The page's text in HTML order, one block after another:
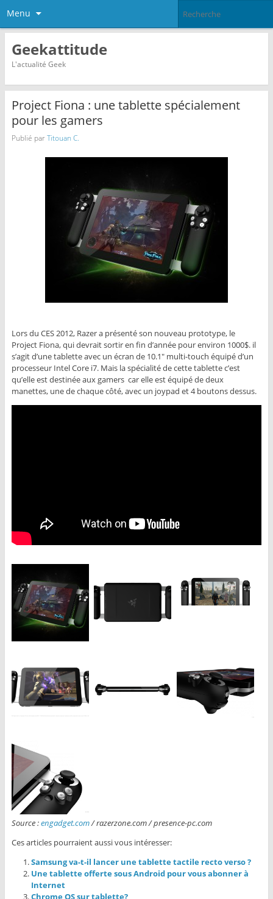
Menu
Geekattitude
L'actualité Geek
Project Fiona : une tablette spécialement
pour les gamers
Publié parTitouan C.
Lors du CES 2012, Razer a présenté son nouveau prototype, le
Project Fiona, qui devrait sortir en fin d’année pour environ 1000$. il
s’agit d’une tablette avec un écran de 10.1″ multi-touch équipé d’un
processeur Intel Core i7. Mais la spécialité de cette tablette c’est
qu’elle est destinée aux gamers car elle est équipé de deux
manettes, une de chaque côté, avec un joypad et 4 boutons dessus.
Source :engadget.com/ razerzone.com / presence-pc.com
Ces articles pourraient aussi vous intéresser:
Samsung va-t-il lancer une tablette tactile recto verso ?
Une tablette offerte sous Android pour vous abonner à
Internet
Chrome OS sur tablette?